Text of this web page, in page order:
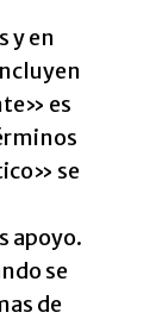
y en
es
se
apoyo.
se
de